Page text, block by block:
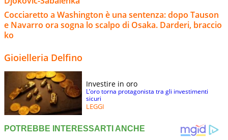
Cocciaretto a Washington è una sentenza: dopo Tauson
e Navarro ora sogna lo scalpo di Osaka. Darderi, braccio
ko
Gioielleria Delfino
Investire in oro
L’oro torna protagonista tra gli investimenti
sicuri
LEGGI